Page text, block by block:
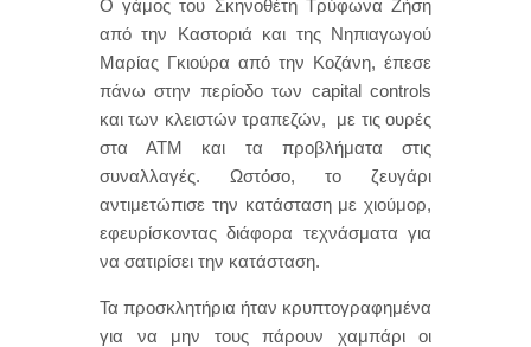
Ο γάμος του Σκηνοθέτη Τρύφωνα Ζήση
από την Καστοριά και της Νηπιαγωγού
Μαρίας Γκιούρα από την Κοζάνη, έπεσε
πάνω στην περίοδο των capital controls
και των κλειστών τραπεζών, με τις ουρές
στα ΑΤΜ και τα προβλήματα στις
συναλλαγές. Ωστόσο, το ζευγάρι
αντιμετώπισε την κατάσταση με χιούμορ,
εφευρίσκοντας διάφορα τεχνάσματα για
να σατιρίσει την κατάσταση.
Τα προσκλητήρια ήταν κρυπτογραφημένα
για να μην τους πάρουν χαμπάρι οι